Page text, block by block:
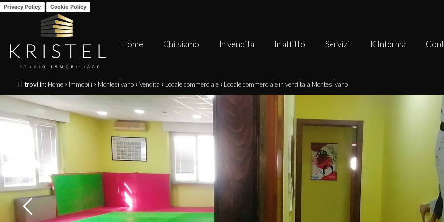
Privacy Policy Cookie Policy
Home Chi siamo In vendita In affitto Servizi K Informa
Ti trovi in: Home › Immobili › Montesilvano › Vendita › Locale commerciale › Locale commerciale in vendita a Montesilvano